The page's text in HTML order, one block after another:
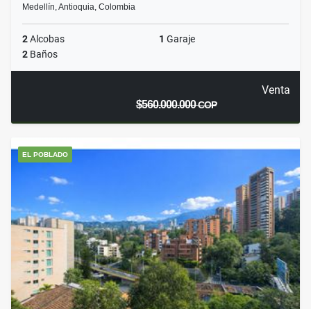
Medellín, Antioquia, Colombia
2Alcobas 1 Garaje
2 Baños
Venta
$560.000.000COP
EL POBLADO